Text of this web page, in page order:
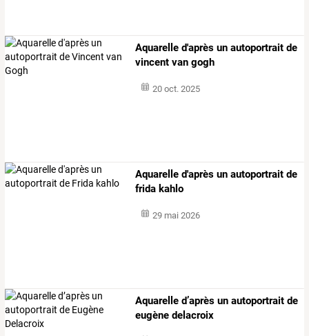
Aquarelle d'après un autoportrait de
vincent van gogh
20 oct. 2025
Aquarelle d'après un autoportrait de
frida kahlo
29 mai 2026
Aquarelle d’après un autoportrait de
eugène delacroix